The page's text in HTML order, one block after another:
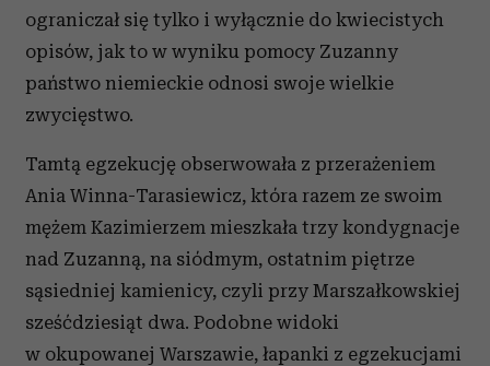
ograniczał się tylko i wyłącznie do kwiecistych
opisów, jak to w wyniku pomocy Zuzanny
państwo niemieckie odnosi swoje wielkie
zwycięstwo.
Tamtą egzekucję obserwowała z przerażeniem
Ania Winna-Tarasiewicz, która razem ze swoim
mężem Kazimierzem mieszkała trzy kondygnacje
nad Zuzanną, na siódmym, ostatnim piętrze
sąsiedniej kamienicy, czyli przy Marszałkowskiej
sześćdziesiąt dwa. Podobne widoki
w okupowanej Warszawie, łapanki z egzekucjami